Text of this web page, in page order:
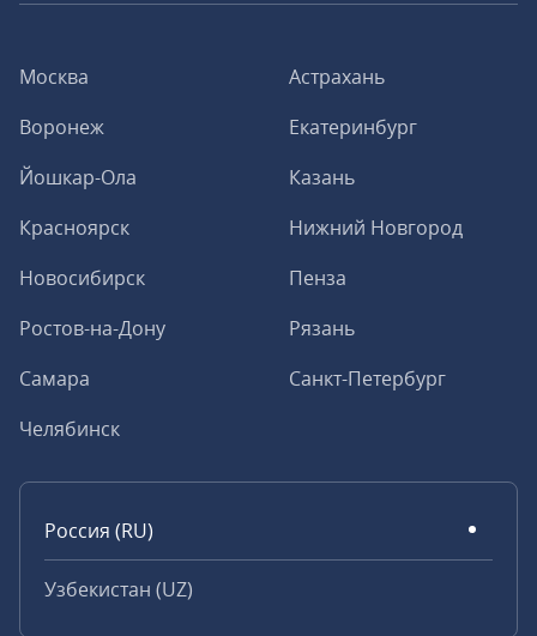
Москва
Астрахань
Воронеж
Екатеринбург
Йошкар-Ола
Казань
Красноярск
Нижний Новгород
Новосибирск
Пенза
Ростов-на-Дону
Рязань
Самара
Санкт-Петербург
Челябинск
Россия (RU)
Узбекистан (UZ)